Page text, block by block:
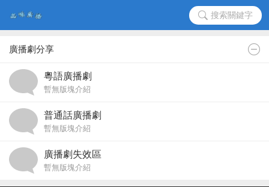
搜索關鍵字
廣播劇分享
粵語廣播劇
暫無版塊介紹
普通話廣播劇
暫無版塊介紹
廣播劇失效區
暫無版塊介紹